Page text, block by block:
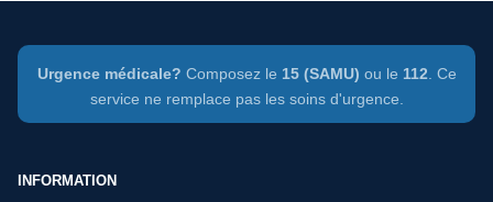
Urgence médicale? Composez le 15 (SAMU) ou le 112. Ce
service ne remplace pas les soins d'urgence.
INFORMATION